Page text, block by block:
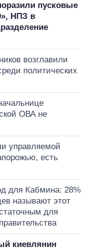
пусковые
НПЗ в
возглавили
политических
ОВА не
управляемой
есть
для Кабмина: 28%
называют этот
для
киевлянин